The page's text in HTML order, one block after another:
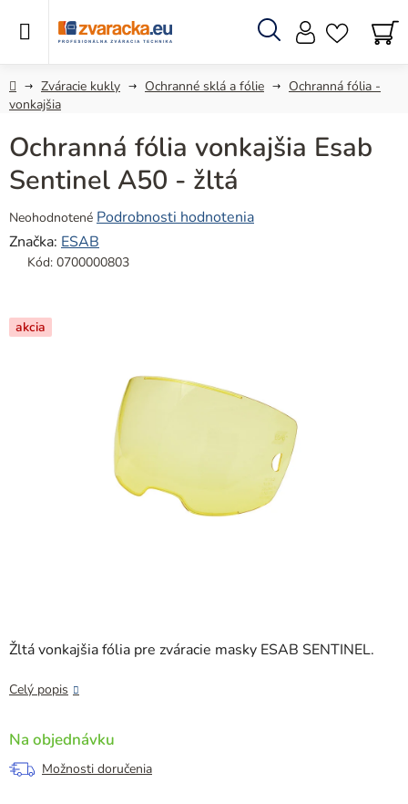
Hľadať
DomovZváracie kukly Ochranné sklá a fólie
Ochranná fólia -
vonkajšia
Žltá vonkajšia fólia pre zváracie masky ESAB SENTINEL.
Celý popis
Na objednávku
Možnosti doručenia
Ochranná fólia vonkajšia Esab
Sentinel A50 - žltá
Priemerné
hodnotenie
produktu
z
5
Neohodnotené Podrobnosti hodnotenia
Značka: ESAB
Kód: 0700000803
akcia